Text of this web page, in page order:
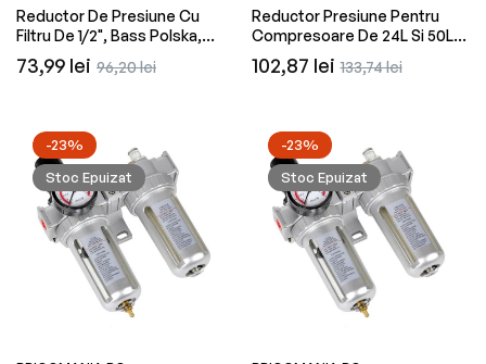
Reductor De Presiune Cu
Filtru De 1/2", Bass Polska,
4625B
Preț
73,99 lei Preț
96,20 lei
Reductor Presiune Pentru
Compresoare De 24L Si 50L,
Bass Polska
Preț
102,87 leiPreț
133,74 lei
-23%
Stoc Epuizat
-23%
Stoc Epuizat